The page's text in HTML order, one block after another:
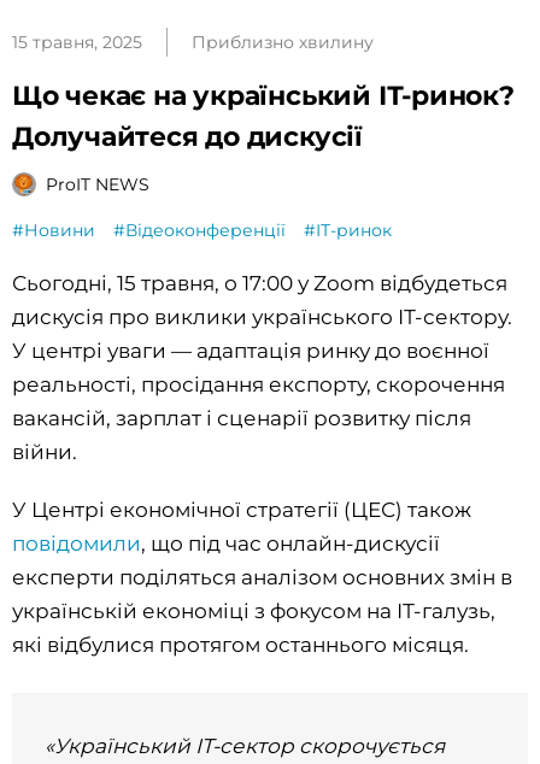
15 травня, 2025 Приблизно хвилину
Що чекає на український ІТ-ринок?
Долучайтеся до дискусії
ProIT NEWS
#Новини #Відеоконференції #ІТ-ринок
Сьогодні, 15 травня, о 17:00 у Zoom відбудеться
дискусія про виклики українського ІТ-сектору.
У центрі уваги — адаптація ринку до воєнної
реальності, просідання експорту, скорочення
вакансій, зарплат і сценарії розвитку після
війни.
У Центрі економічної стратегії (ЦЕС) також
повідомили, що під час онлайн-дискусії
експерти поділяться аналізом основних змін в
українській економіці з фокусом на ІТ-галузь,
які відбулися протягом останнього місяця.
«Український ІТ-сектор скорочується